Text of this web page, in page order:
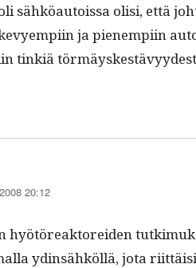
sähköau­tois­sa olisi, että
ja pienem­pi­in
tin­kiä
20:12
hyötöreak­tor­ei­den
ydin­sähköl­lä, jota